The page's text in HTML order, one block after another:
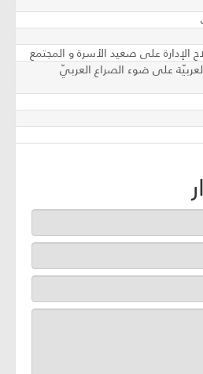
الإدارة على صعيد الأسرة و المجتمع
على ضوء الصراع العربيّ